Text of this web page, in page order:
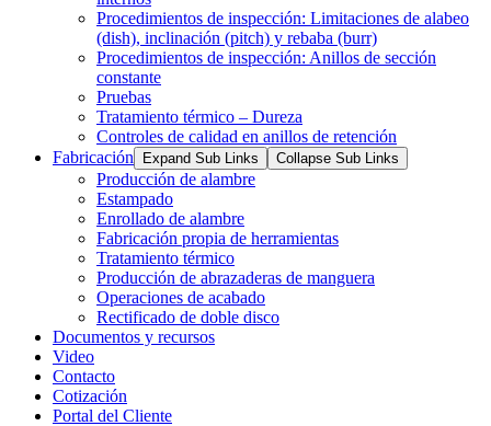
Procedimientos de inspección: Limitaciones de alabeo
(dish), inclinación (pitch) y rebaba (burr)
Procedimientos de inspección: Anillos de sección
constante
Pruebas
Tratamiento térmico – Dureza
Controles de calidad en anillos de retención
Fabricación
Expand Sub Links Collapse Sub Links
Producción de alambre
Estampado
Enrollado de alambre
Fabricación propia de herramientas
Tratamiento térmico
Producción de abrazaderas de manguera
Operaciones de acabado
Rectificado de doble disco
Documentos y recursos
Video
Contacto
Cotización
Portal del Cliente